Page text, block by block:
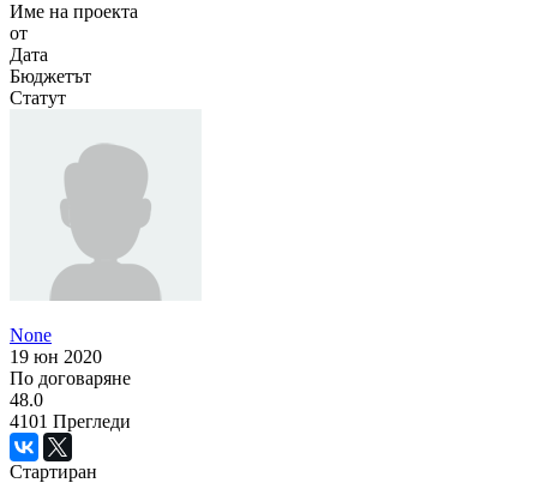
Име на проекта
от
Дата
Бюджетът
Статут
None
19 юн 2020
По договаряне
48.0
4101 Прегледи
Стартиран